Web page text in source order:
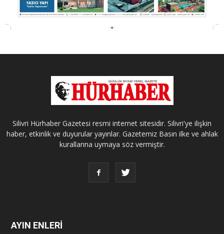
Silivri Hürhaber Gazetesi resmi internet sitesidir. Silivri'ye ilişkin
haber, etkinlik ve duyurular yayınlar. Gazetemiz Basın ilke ve ahlak
kurallarına uymaya söz vermiştir.
AYIN ENLERİ